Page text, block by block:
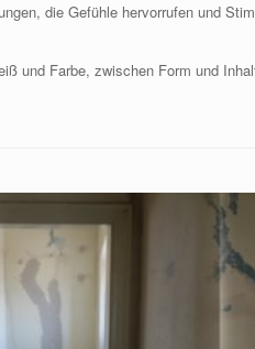
die Gefühle hervorrufen und
und Farbe, zwischen Form und